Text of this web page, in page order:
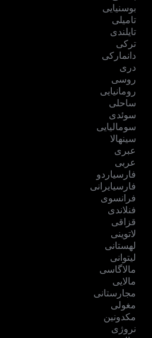
بوسنیایی
تامیلی
تایلندی
ترکی
دانمارکی
دری
روسی
رومانیایی
ساحلی
سوئدی
سومالیایی
سینهالا
عبری
عربی
فارسیاردو
فارسیایرانی
فرانسوی
فنلاندی
قزاقی
لاتوینی
لهستانی
لیتوانی
مالاگاسی
مالایی
مجارستانی
مغولی
مکدونین
نروژی